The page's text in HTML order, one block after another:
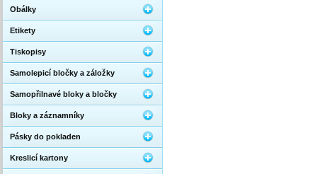
Obálky
Etikety
Tiskopisy
Samolepicí bločky a záložky
Samopřilnavé bloky a bločky
Bloky a záznamníky
Pásky do pokladen
Kreslicí kartony